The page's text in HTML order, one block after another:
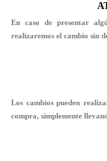
En caso de presentar
realizaremos el cambio sin
Los cambios pueden
compra, simplemente